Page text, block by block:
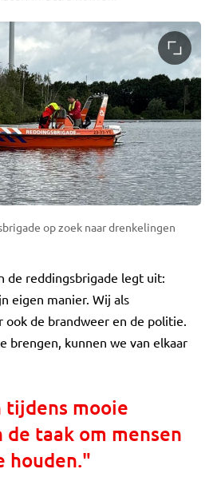
op zoek naar drenkelingen
de reddingsbrigade legt uit:
eigen manier. Wij als
ook de brandweer en de politie.
brengen, kunnen we van elkaar
tijdens mooie
de taak om mensen
houden."